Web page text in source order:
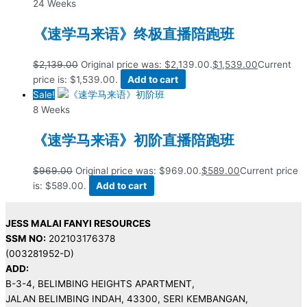
24 Weeks
《速学马来语》终极直播陪跑班
$2,139.00 Original price was: $2,139.00.$1,539.00Current
price is: $1,539.00.
Add to cart
Sale!
8 Weeks
《速学马来语》初阶直播陪跑班
$969.00 Original price was: $969.00.$589.00Current price
is: $589.00.
Add to cart
JESS MALAI FANYI RESOURCES
SSM NO: 202103176378
(003281952-D)
ADD:
B-3-4, BELIMBING HEIGHTS APARTMENT,
JALAN BELIMBING INDAH, 43300, SERI KEMBANGAN,